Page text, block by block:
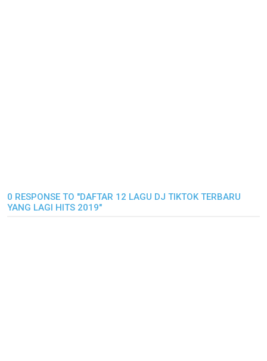
0 RESPONSE TO "DAFTAR 12 LAGU DJ TIKTOK TERBARU
YANG LAGI HITS 2019"